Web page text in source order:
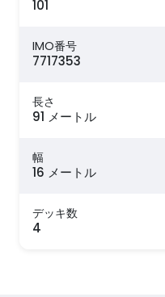
101
IMO番号
7717353
長さ
91 メートル
幅
16 メートル
デッキ数
4